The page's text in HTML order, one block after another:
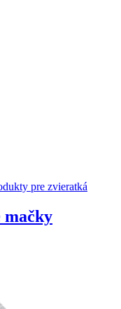
pre zvieratká